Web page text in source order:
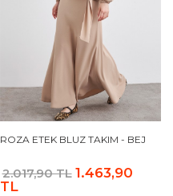
ROZA ETEK BLUZ TAKIM - BEJ
2.017,90 TL 1.463,90
TL